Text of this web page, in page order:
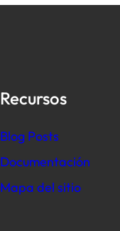
Recursos
Blog Posts
Documentación
Mapa del sitio